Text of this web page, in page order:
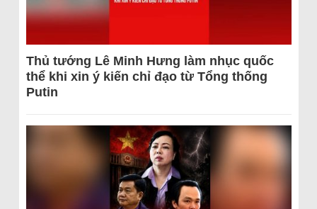
Thủ tướng Lê Minh Hưng làm nhục quốc
thể khi xin ý kiến chỉ đạo từ Tổng thống
Putin